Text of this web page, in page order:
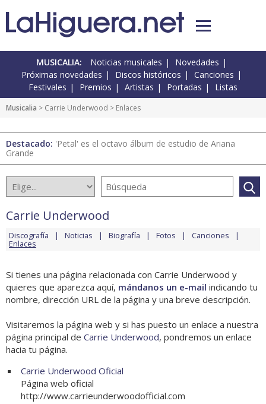
MUSICALIA: Noticias musicales
Novedades
Próximas novedades
Discos históricos
Canciones
Festivales
Premios Artistas Portadas Listas
Musicalia > Carrie Underwood > Enlaces
Destacado: 'Petal' es el octavo álbum de estudio de Ariana
Grande
Carrie Underwood
Discografía Noticias Biografía Fotos Canciones
Enlaces
Si tienes una página relacionada con Carrie Underwood y
quieres que aparezca aquí, mándanos un e-mail indicando tu
nombre, dirección URL de la página y una breve descripción.
Visitaremos la página web y si has puesto un enlace a nuestra
página principal de Carrie Underwood, pondremos un enlace
hacia tu página.
Carrie Underwood Oficial
Página web oficial
http://www.carrieunderwoodofficial.com